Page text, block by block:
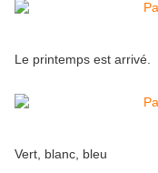
Le printemps est arrivé.
Vert, blanc, bleu